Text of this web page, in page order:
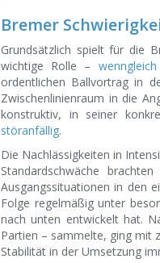
Bremer
Grundsätzlich spielt für die
wichtige Rolle –
ordentlichen Ballvortrag in
Zwischenlinienraum in die
konstruktiv, in seiner
störanfällig.
Die Nachlässigkeiten in
Standardschwäche
Ausgangssituationen in den
Folge regelmäßig unter
nach unten entwickelt hat.
Partien – sammelte, ging mit
Stabilität in der Umsetzung